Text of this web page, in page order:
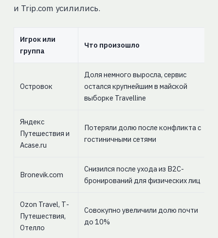
и Trip.com усилились.
Игрок или
группа
Что произошло
Островок
Доля немного выросла, сервис
остался крупнейшим в майской
выборке Travelline
Яндекс
Путешествия и
Acase.ru
Потеряли долю после конфликта с
гостиничными сетями
Bronevik.com
Снизился после ухода из B2C-
бронирований для физических лиц
Ozon Travel, Т-
Путешествия,
Отелло
Совокупно увеличили долю почти
до 10%